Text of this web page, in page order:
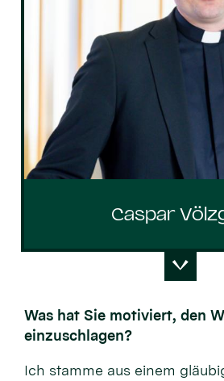
Caspar
Was hat Sie motiviert, den
einzuschlagen?
Ich stamme aus einem